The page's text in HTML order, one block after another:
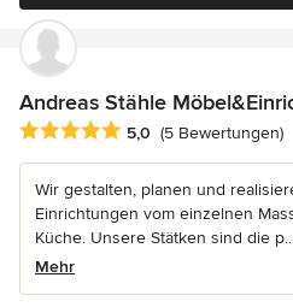
Andreas Stähle
Durchschnittliche Bewertung: 5
5,0 (5 Bewertungen)
Wir gestalten, planen und
Einrichtungen vom einzelnen
Küche. Unsere Stätken sind die
Mehr